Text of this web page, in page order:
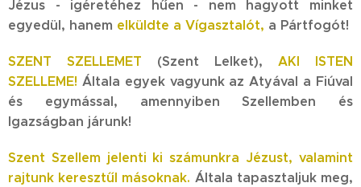
Jézus - igéretéhez hűen - nem hagyott minket
egyedül, hanem elküldte a Vígasztalót, a Pártfogót!
SZENT SZELLEMET (Szent Lelket),
AKI ISTEN
SZELLEME! Általa egyek vagyunk az Atyával a Fiúval
és egymással, amennyiben Szellemben és
Igazságban járunk!
Szent Szellem jelenti ki számunkra Jézust, valamint
rajtunk keresztűl másoknak. Általa tapasztaljuk meg,